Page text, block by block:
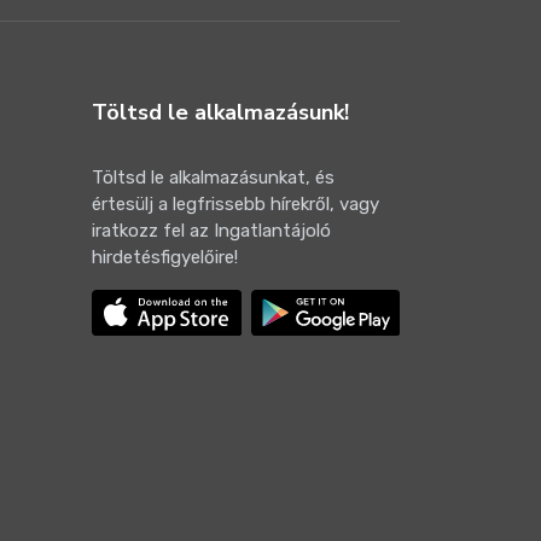
Töltsd le alkalmazásunk!
Töltsd le alkalmazásunkat, és
értesülj a legfrissebb hírekről, vagy
iratkozz fel az Ingatlantájoló
hirdetésfigyelőire!